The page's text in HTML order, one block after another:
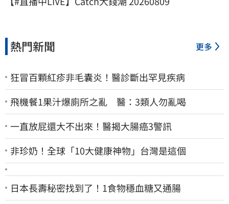
熱門新聞 更多
狂冒百顆紅疹非毛囊炎！醫診斷出罕見疾病
飛機餐1果汁爆廁所之亂 醫：3類人勿亂喝
一直放屁還大不出來！醫揭大腸癌3警訊
非珍奶！全球「10大健康神物」台灣是這個
日本長壽秘密找到了！1食物穩血糖又通腸